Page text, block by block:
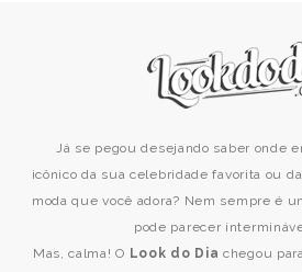
Já se pegou desejando saber onde
icônico da sua celebridade favorita ou
moda que você adora? Nem sempre é
pode parecer
Mas, calma! O Look do Dia chegou